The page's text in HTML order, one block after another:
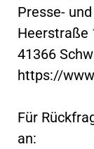
Presse-
Heerstraße
41366
https://
Für
an: